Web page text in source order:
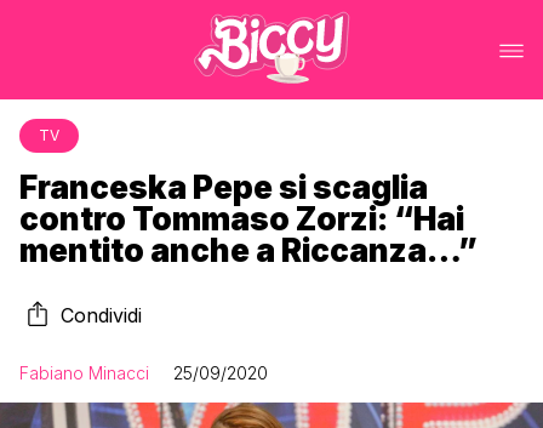
TV
Franceska Pepe si scaglia
contro Tommaso Zorzi: “Hai
mentito anche a Riccanza…”
Condividi
Fabiano Minacci 25/09/2020